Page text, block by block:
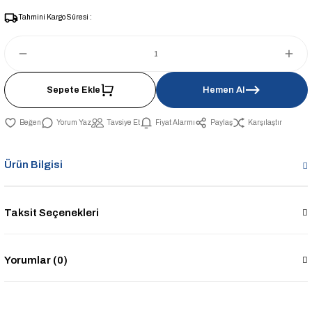
Tahmini Kargo Süresi :
Sepete Ekle Hemen Al
Yorum Yaz Tavsiye Et Fiyat Alarmı Paylaş Karşılaştır
Ürün Bilgisi
Taksit Seçenekleri
Yorumlar (0)